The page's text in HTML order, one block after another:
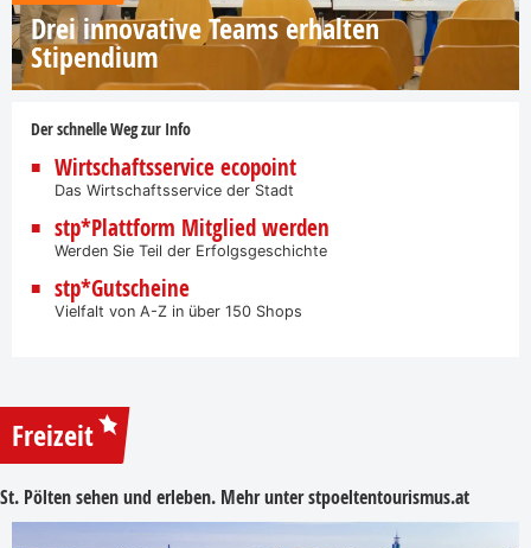
Drei innovative Teams erhalten
Stipendium
Der schnelle Weg zur Info
Wirtschaftsservice ecopoint
Das Wirtschaftsservice der Stadt
stp*Plattform Mitglied werden
Werden Sie Teil der Erfolgsgeschichte
stp*Gutscheine
Vielfalt von A-Z in über 150 Shops
Freizeit
St. Pölten sehen und erleben. Mehr unterstpoeltentourismus.at